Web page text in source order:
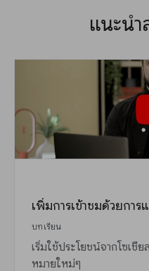
แนะน
เพิ่มการเข้าชมด้วยการ
บทเรียน
เริ่มใช้ประโยชน์จากโซเชีย
หมายใหม่ๆ